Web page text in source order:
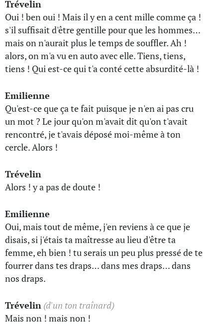
Trévelin
Oui ! ben oui ! Mais il y en a cent mille comme ça !
s'il suffisait d'être gentille pour que les hommes…
mais on n'aurait plus le temps de souffler. Ah !
alors, on m'a vu en auto avec elle. Tiens, tiens,
tiens ! Qui est-ce qui t'a conté cette absurdité-là !
Emilienne
Qu'est-ce que ça te fait puisque je n'en ai pas cru
un mot ? Le jour qu'on m'avait dit qu'on t'avait
rencontré, je t'avais déposé moi-même à ton
cercle. Alors !
Trévelin
Alors ! y a pas de doute !
Emilienne
Oui, mais tout de même, j'en reviens à ce que je
disais, si j'étais ta maîtresse au lieu d'être ta
femme, eh bien ! tu serais un peu plus pressé de te
fourrer dans tes draps… dans mes draps… dans
nos draps.
Trévelin (d'un ton traînard)
Mais non ! mais non !